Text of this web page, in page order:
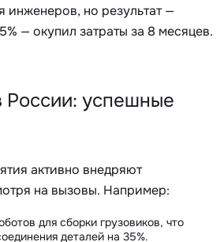
инженеров, но результат —
— окупил затраты за 8 месяцев.
России: успешные
активно внедряют
на вызовы. Например:
для сборки грузовиков, что
деталей на 35%.